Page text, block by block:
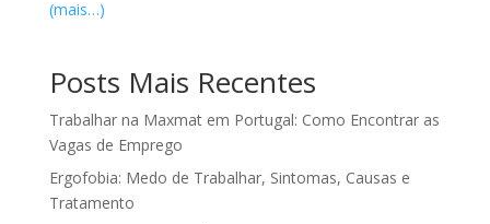
(mais…)
Posts Mais Recentes
Trabalhar na Maxmat em Portugal: Como Encontrar as
Vagas de Emprego
Ergofobia: Medo de Trabalhar, Sintomas, Causas e
Tratamento